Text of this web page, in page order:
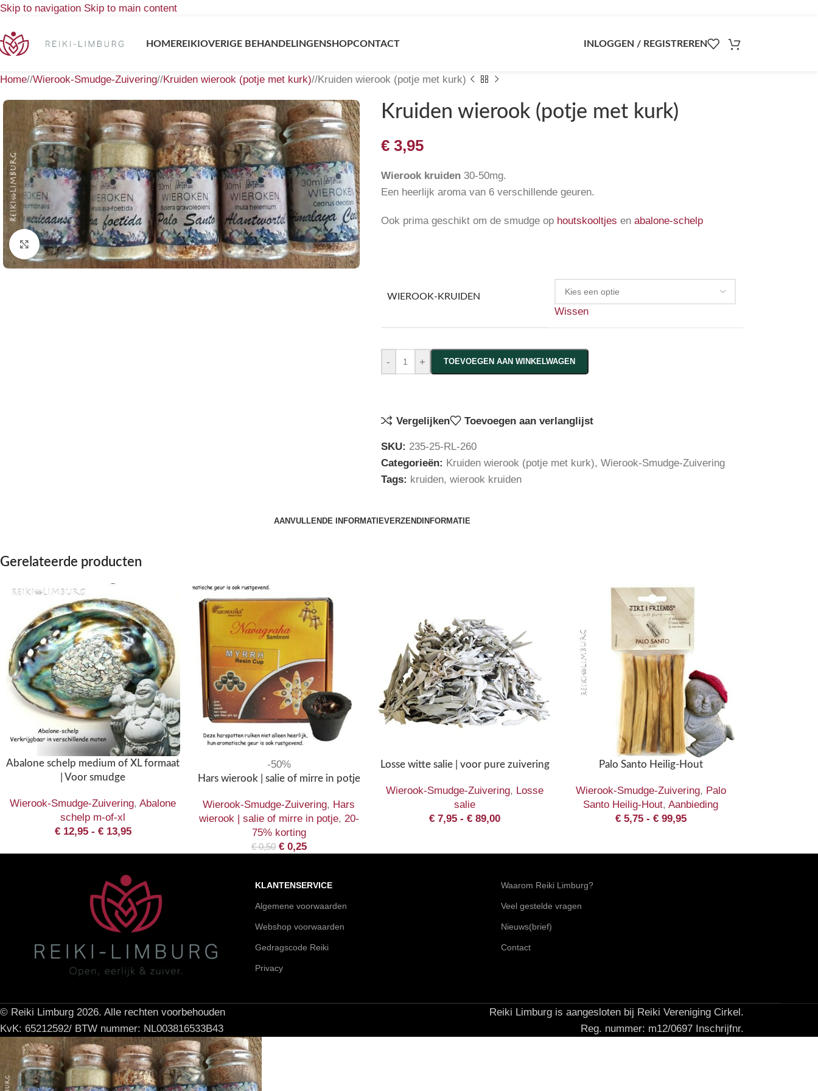
Skip to navigation Skip to main content
HOMEREIKIOVERIGE BEHANDELINGENSHOPCONTACT INLOGGEN / REGISTREREN
Home/ Wierook-Smudge-Zuivering/ Kruiden wierook (potje met kurk)/ Kruiden wierook (potje met kurk)
Klik om te vergroten
Kruiden wierook (potje met kurk)
€3,95
Wierook kruiden30-50mg.
Een heerlijk aroma van 6 verschillende geuren.
Ook prima geschikt om de smudge op houtskooltjes en abalone-schelp
WIEROOK-KRUIDEN
Wissen
- + TOEVOEGEN AAN WINKELWAGEN
Vergelijken Toevoegen aan verlanglijst
SKU: 235-25-RL-260
Categorieën: Kruiden wierook (potje met kurk), Wierook-Smudge-Zuivering
Tags: kruiden, wierook kruiden
AANVULLENDE INFORMATIEVERZENDINFORMATIE
Gerelateerde producten
Abalone schelp medium of XL formaat
| Voor smudge
Wierook-Smudge-Zuivering, Abalone
schelp m-of-xl
€12,95 - €13,95
-50%
Hars wierook | salie of mirre in potje
Wierook-Smudge-Zuivering, Hars
wierook | salie of mirre in potje, 20-
75% korting
€0,50 €0,25
Losse witte salie | voor pure zuivering
Wierook-Smudge-Zuivering, Losse
salie
€ 7,95 - € 89,00
Palo Santo Heilig-Hout
Wierook-Smudge-Zuivering, Palo
Santo Heilig-Hout, Aanbieding
€5,75 - €99,95
KLANTENSERVICE
Algemene voorwaarden
Webshop voorwaarden
Gedragscode Reiki
Privacy
Waarom Reiki Limburg?
Veel gestelde vragen
Nieuws(brief)
Contact
© Reiki Limburg 2026. Alle rechten voorbehouden
KvK: 65212592/ BTW nummer: NL003816533B43
Reiki Limburg is aangesloten bij Reiki Vereniging Cirkel.
Reg. nummer: m12/0697 Inschrijfnr.